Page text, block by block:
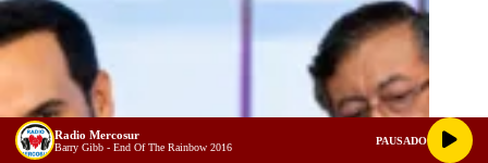
Radio Mercosur
Barry Gibb - End Of The Rainbow 2016
PAUSADO